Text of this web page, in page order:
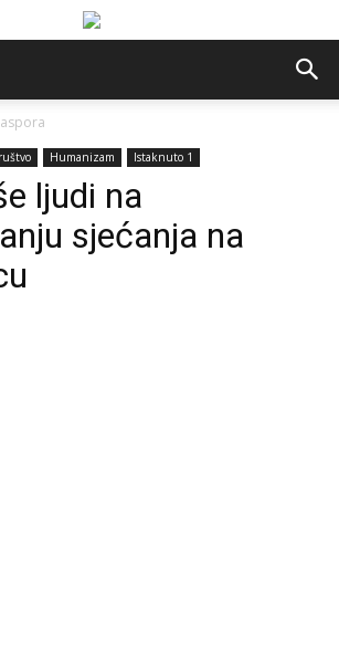
Humanizam Istaknuto 1
ljudi na
sjećanja na